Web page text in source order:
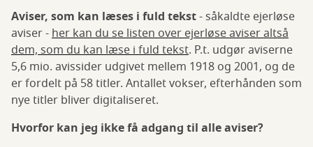
Aviser, som kan læses i fuld tekst- såkaldte ejerløse
aviser -her kan du se listen over ejerløse aviser altså
dem, som du kan læse i fuld tekst. P.t. udgør aviserne
5,6 mio. avissider udgivet mellem 1918 og 2001, og de
er fordelt på 58 titler. Antallet vokser, efterhånden som
nye titler bliver digitaliseret.
Hvorfor kan jeg ikke få adgang til alle aviser?